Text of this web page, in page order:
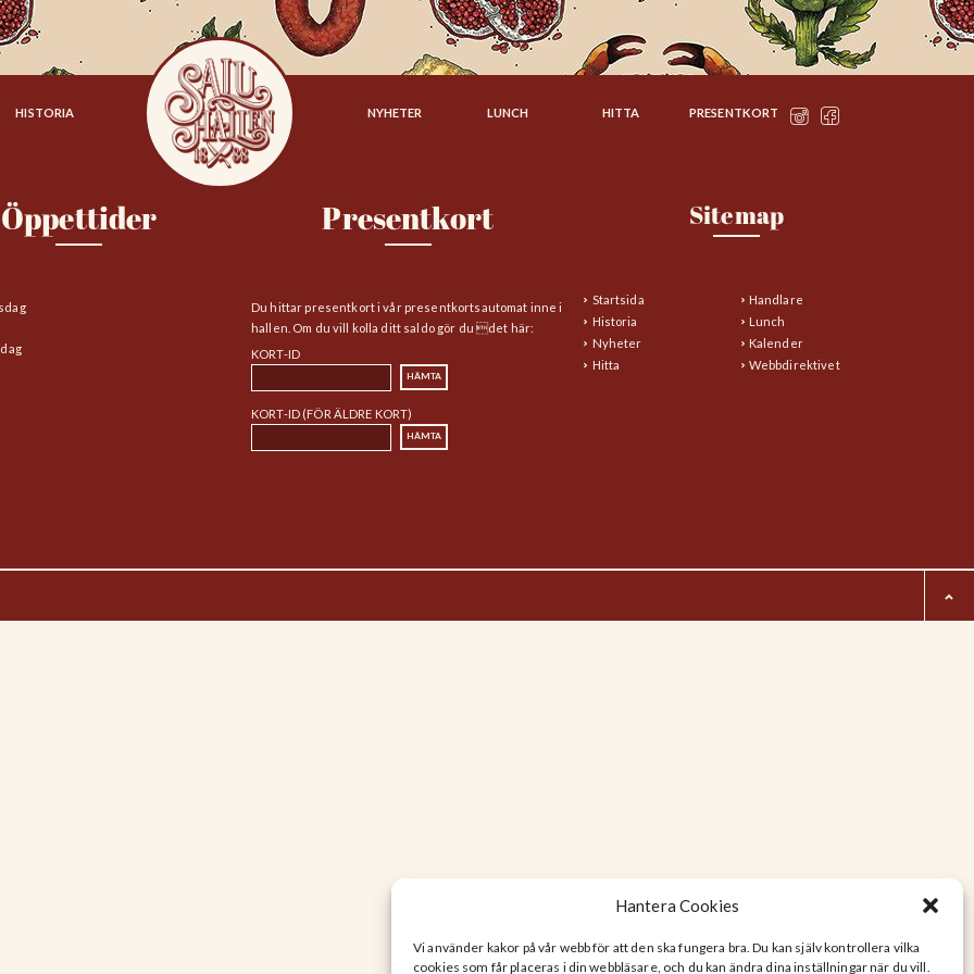
Hantera Cookies
Vi använder kakor på vår webb för att den ska fungera bra. Du kan själv kontrollera vilka
cookies som får placeras i din webbläsare, och du kan ändra dina inställningar när du vill.
HISTORIA NYHETER LUNCH HITTA PRESENTKORT
Öppettider Presentkort
Du hittar presentkort i vår presentkortsautomat inne i
hallen. Om du vill kolla ditt saldo gör du det här:
KORT-ID
KORT-ID (FÖR ÄLDRE KORT)
Sitemap
Startsida
Handlare
Historia
Lunch
Nyheter
Kalender
Hitta
Webbdirektivet